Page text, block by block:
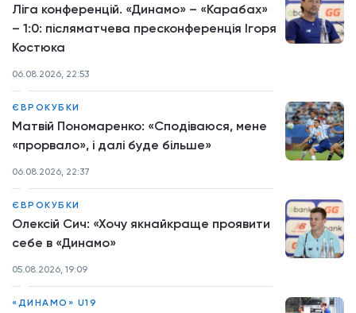
Ліга конференцій. «Динамо» – «Карабах»
– 1:0: післяматчева пресконференція Ігоря
Костюка
06.08.2026, 22:53
ЄВРОКУБКИ
Матвій Пономаренко: «Сподіваюся, мене
«прорвало», і далі буде більше»
06.08.2026, 22:37
ЄВРОКУБКИ
Олексій Сич: «Хочу якнайкраще проявити
себе в «Динамо»
05.08.2026, 19:09
«ДИНАМО» U19